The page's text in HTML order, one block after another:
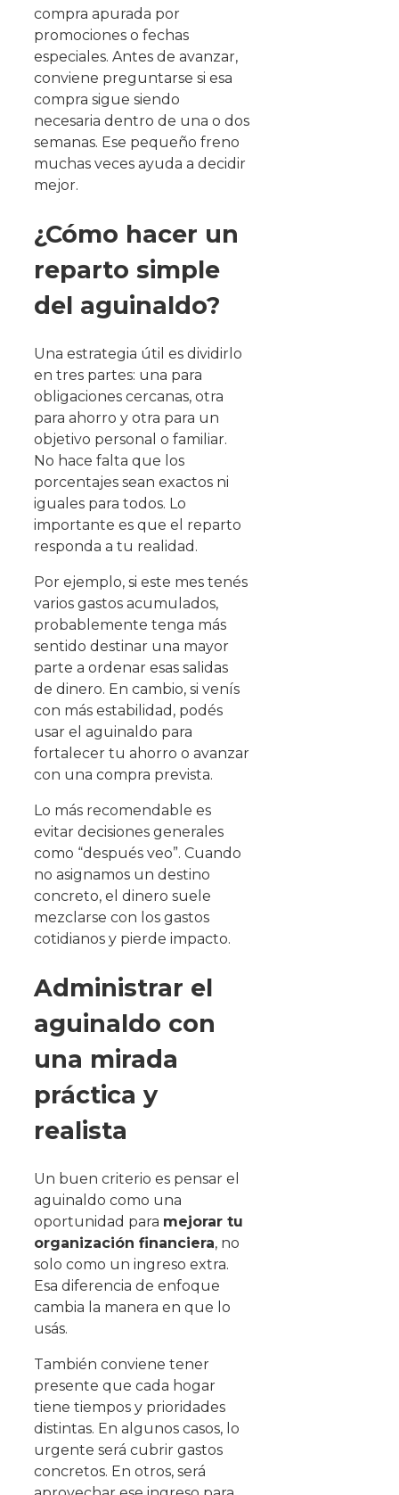
compra apurada por
promociones o fechas
especiales. Antes de avanzar,
conviene preguntarse si esa
compra sigue siendo
necesaria dentro de una o dos
semanas. Ese pequeño freno
muchas veces ayuda a decidir
mejor.
¿Cómo hacer un
reparto simple
del aguinaldo?
Una estrategia útil es dividirlo
en tres partes: una para
obligaciones cercanas, otra
para ahorro y otra para un
objetivo personal o familiar.
No hace falta que los
porcentajes sean exactos ni
iguales para todos. Lo
importante es que el reparto
responda a tu realidad.
Por ejemplo, si este mes tenés
varios gastos acumulados,
probablemente tenga más
sentido destinar una mayor
parte a ordenar esas salidas
de dinero. En cambio, si venís
con más estabilidad, podés
usar el aguinaldo para
fortalecer tu ahorro o avanzar
con una compra prevista.
Lo más recomendable es
evitar decisiones generales
como “después veo”. Cuando
no asignamos un destino
concreto, el dinero suele
mezclarse con los gastos
cotidianos y pierde impacto.
Administrar el
aguinaldo con
una mirada
práctica y
realista
Un buen criterio es pensar el
aguinaldo como una
oportunidad para mejorar tu
organización financiera, no
solo como un ingreso extra.
Esa diferencia de enfoque
cambia la manera en que lo
usás.
También conviene tener
presente que cada hogar
tiene tiempos y prioridades
distintas. En algunos casos, lo
urgente será cubrir gastos
concretos. En otros, será